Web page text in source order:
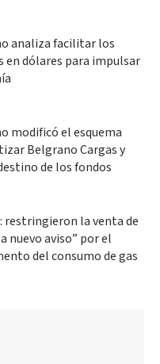
analiza facilitar los
en dólares para impulsar
modificó el esquema
Belgrano Cargas y
de los fondos
restringieron la venta de
nuevo aviso” por el
del consumo de gas